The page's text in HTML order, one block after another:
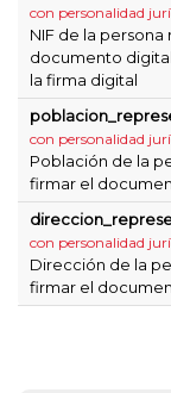
con personalidad
NIF de la
documento
la firma digital
con personalidad
Población de la
firmar el
con personalidad
Dirección de la
firmar el